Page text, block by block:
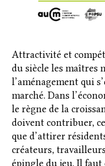
Attractivité et
du siècle les maîtres
l’aménagement qui
marché. Dans
le règne de la
doivent contribuer,
que d’attirer
créateurs,
épingle du jeu. Il faut